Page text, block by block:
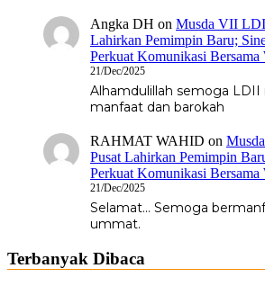
Angka DH on Musda VII
Lahirkan Pemimpin Baru;
Perkuat Komunikasi Bersama
21/Dec/2025
Alhamdulillah semoga LDII
manfaat dan barokah
RAHMAT WAHID on
Pusat Lahirkan Pemimpin
Perkuat Komunikasi Bersama
21/Dec/2025
Selamat... Semoga
ummat.
Terbanyak Dibaca